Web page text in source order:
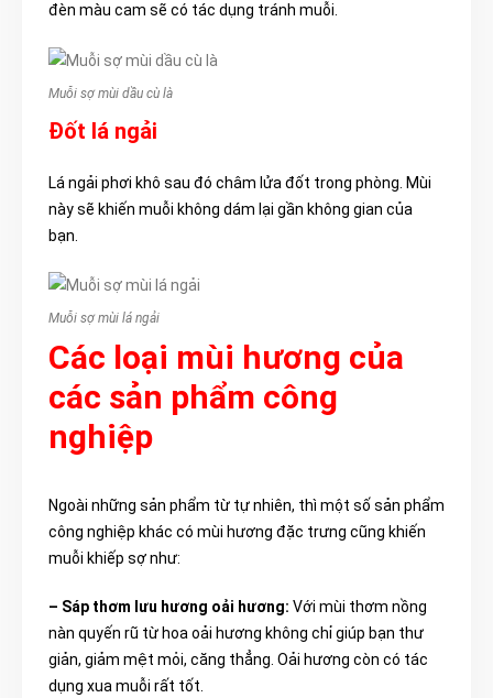
đèn màu cam sẽ có tác dụng tránh muỗi.
Muỗi sợ mùi dầu cù là
Đốt lá ngải
Lá ngải phơi khô sau đó châm lửa đốt trong phòng. Mùi
này sẽ khiến muỗi không dám lại gần không gian của
bạn.
Muỗi sợ mùi lá ngải
Các loại mùi hương của
các sản phẩm công
nghiệp
Ngoài những sản phẩm từ tự nhiên, thì một số sản phẩm
công nghiệp khác có mùi hương đặc trưng cũng khiến
muỗi khiếp sợ như:
– Sáp thơm lưu hương oải hương: Với mùi thơm nồng
nàn quyến rũ từ hoa oải hương không chỉ giúp bạn thư
giản, giảm mệt mỏi, căng thẳng. Oải hương còn có tác
dụng xua muỗi rất tốt.